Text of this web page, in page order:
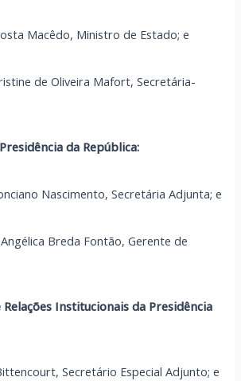
Macêdo, Ministro de Estado; e
de Oliveira Mafort, Secretária-
da República:
Nascimento, Secretária Adjunta; e
Breda Fontão, Gerente de
Institucionais da Presidência
Secretário Especial Adjunto; e